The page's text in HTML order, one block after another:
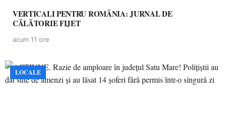
VERTICALI PENTRU ROMÂNIA: JURNAL DE
CĂLĂTORIE FIJET
acum 11 ore
LOCALE